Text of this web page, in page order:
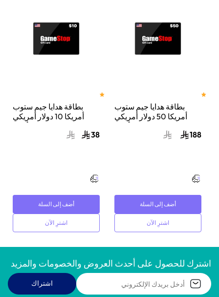
بطاقة هدايا جيم ستوب
أمريكا 50 دولار أمريكي
أسود
188
أضف إلى السلة
اشترِ الآن
بطاقة هدايا جيم ستوب
أمريكا 10 دولار أمريكي
أسود
38
أضف إلى السلة
اشترِ الآن
اشترك للحصول على أحدث العروض والخصومات والمزيد
اشتراك